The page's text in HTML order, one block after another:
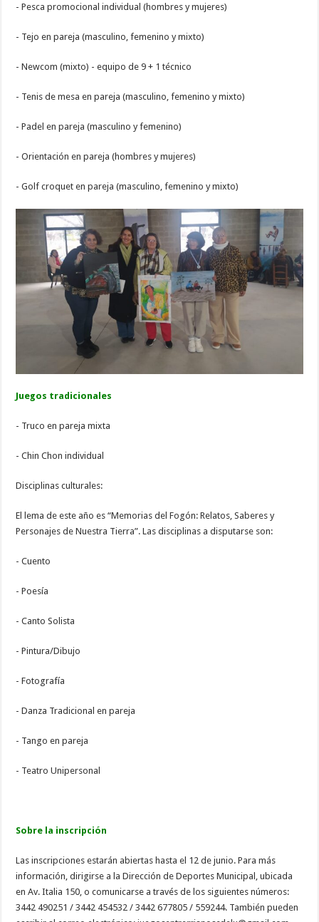
- Pesca promocional individual (hombres y mujeres)
- Tejo en pareja (masculino, femenino y mixto)
- Newcom (mixto) - equipo de 9 + 1 técnico
- Tenis de mesa en pareja (masculino, femenino y mixto)
- Padel en pareja (masculino y femenino)
- Orientación en pareja (hombres y mujeres)
- Golf croquet en pareja (masculino, femenino y mixto)
Juegos tradicionales
- Truco en pareja mixta
- Chin Chon individual
Disciplinas culturales:
El lema de este año es “Memorias del Fogón: Relatos, Saberes y
Personajes de Nuestra Tierra”. Las disciplinas a disputarse son:
- Cuento
- Poesía
- Canto Solista
- Pintura/Dibujo
- Fotografía
- Danza Tradicional en pareja
- Tango en pareja
- Teatro Unipersonal
Sobre la inscripción
Las inscripciones estarán abiertas hasta el 12 de junio. Para más
información, dirigirse a la Dirección de Deportes Municipal, ubicada
en Av. Italia 150, o comunicarse a través de los siguientes números:
3442 490251 / 3442 454532 / 3442 677805 / 559244. También pueden